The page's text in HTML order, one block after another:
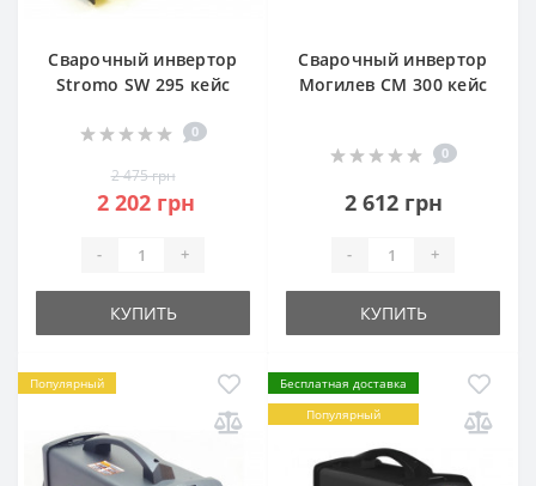
Сварочный инвертор
Stromo SW 295 кейс
0
2 475 грн
2 202 грн
- +
КУПИТЬ
Сварочный инвертор
Могилев СМ 300 кейс
0
2 612 грн
- +
КУПИТЬ
Популярный
Бесплатная доставка
Популярный